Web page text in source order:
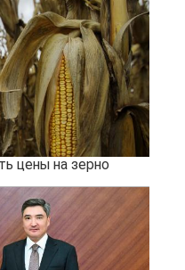
цены на зерно